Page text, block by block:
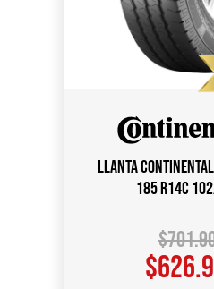
Llanta CONTINENTAL
185 R14C
$
$